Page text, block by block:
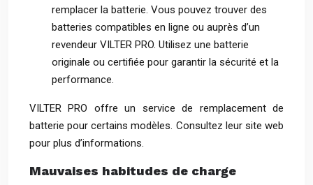
remplacer la batterie. Vous pouvez trouver des
batteries compatibles en ligne ou auprès d’un
revendeur VILTER PRO. Utilisez une batterie
originale ou certifiée pour garantir la sécurité et la
performance.
VILTER PRO offre un service de remplacement de
batterie pour certains modèles. Consultez leur site web
pour plus d’informations.
Mauvaises habitudes de charge